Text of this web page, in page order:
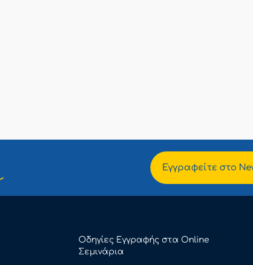
Εγγραφείτε στο
Οδηγίες Εγγραφής στα Online
Σεμινάρια